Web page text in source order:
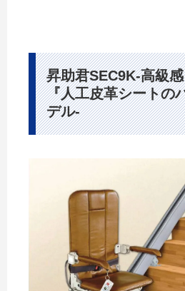
昇助君SEC9K-高級
『人工皮革シートの
デル-